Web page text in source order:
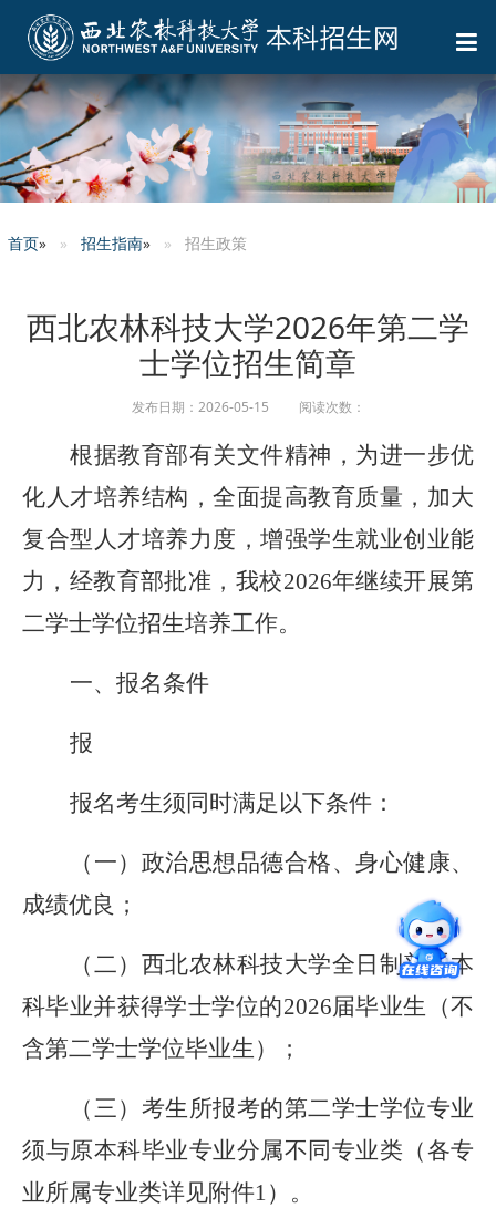
首页» 招生指南» 招生政策
西北农林科技大学2026年第二学
士学位招生简章
发布日期：2026-05-15 阅读次数：
根据教育部有关文件精神，为进一步优
化人才培养结构，全面提高教育质量，加大
复合型人才培养力度，增强学生就业创业能
力，经教育部批准，我校2026年继续开展第
二学士学位招生培养工作。
一、报名条件
报
报名考生须同时满足以下条件：
（一）政治思想品德合格、身心健康、
成绩优良；
（二）西北农林科技大学全日制普通本
科毕业并获得学士学位的2026届毕业生（不
含第二学士学位毕业生）；
（三）考生所报考的第二学士学位专业
须与原本科毕业专业分属不同专业类（各专
业所属专业类详见附件1） 。